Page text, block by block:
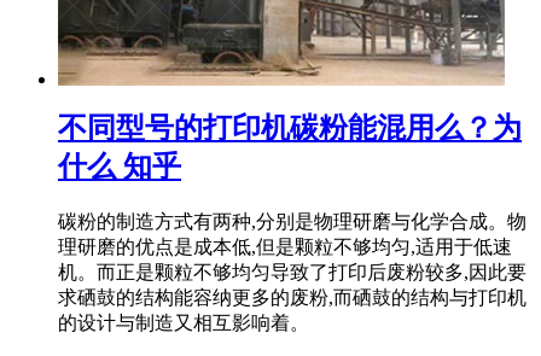
不同型号的打印机碳粉能混用么？为
什么 知乎
碳粉的制造方式有两种,分别是物理研磨与化学合成。物
理研磨的优点是成本低,但是颗粒不够均匀,适用于低速
机。而正是颗粒不够均匀导致了打印后废粉较多,因此要
求硒鼓的结构能容纳更多的废粉,而硒鼓的结构与打印机
的设计与制造又相互影响着。